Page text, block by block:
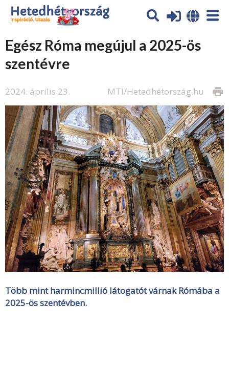
Egész Róma megújul a 2025-ös
szentévre
2024. április 23. print
MTI/Hetedhétország.hu
Több mint harmincmillió látogatót várnak Rómába a
2025-ös szentévben.